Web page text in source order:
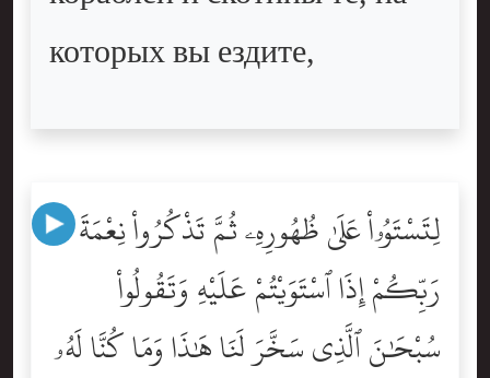
которых вы ездите,
لِتَسْتَوُۥاْ عَلَىٰ ظُهُورِهِۦ ثُمَّ تَذْكُرُواْ نِعْمَةَ
رَبِّكُمْ إِذَا ٱسْتَوَيْتُمْ عَلَيْهِ وَتَقُولُواْ
سُبْحَٰنَ ٱلَّذِى سَخَّرَ لَنَا هَٰذَا وَمَا كُنَّا لَهُۥ